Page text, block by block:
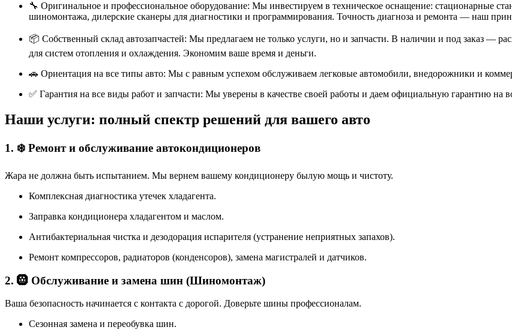
🔧 Оригинальное и профессиональное оборудование: Мы инвестируем в техническое оснащение: стационарные
шиномонтажа, дилерские сканеры для диагностики и программирования. Точность диагноза и ремонта — наш
📦 Собственный склад автозапчастей: Мы предлагаем не только услуги, но и запчасти. В наличии и под заказ —
для систем отопления и охлаждения. Экономим ваше время и деньги.
🚗 Ориентация на все типы авто: Мы с равным успехом обслуживаем легковые автомобили, внедорожники и
✅ Гарантия на все виды работ и запчасти: Мы уверены в качестве своей работы и даем официальную гарантию
Наши услуги: полный спектр решений для вашего авто
1. ❄️ Ремонт и обслуживание автокондиционеров
Жара не должна быть испытанием. Мы вернем вашему кондиционеру былую мощь и чистоту.
Комплексная диагностика утечек хладагента.
Заправка кондиционера хладагентом и маслом.
Антибактериальная чистка и дезодорация испарителя (устранение неприятных запахов).
Ремонт компрессоров, радиаторов (конденсоров), замена магистралей и датчиков.
2. 🛞 Обслуживание и замена шин (Шиномонтаж)
Ваша безопасность начинается с контакта с дорогой. Доверьте шины профессионалам.
Сезонная замена и переобувка шин.